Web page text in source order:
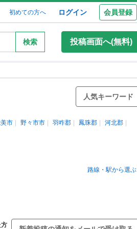
初めての方へ ログイン 会員登録
検索 投稿画面へ(無料)
人気キーワード
市 野々市市 羽咋郡 鳳珠郡 河北郡
路線・駅から選ぶ